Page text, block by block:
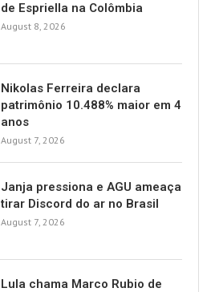
de Espriella na Colômbia
August 8, 2026
Nikolas Ferreira declara
patrimônio 10.488% maior em 4
anos
August 7, 2026
Janja pressiona e AGU ameaça
tirar Discord do ar no Brasil
August 7, 2026
Lula chama Marco Rubio de